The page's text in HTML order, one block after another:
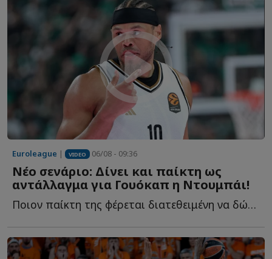
Euroleague | VIDEO 06/08 - 09:36
Νέο σενάριο: Δίνει και παίκτη ως
αντάλλαγμα για Γουόκαπ η Ντουμπάι!
Ποιον παίκτη της φέρεται διατεθειμένη να δώσει στον Ο...